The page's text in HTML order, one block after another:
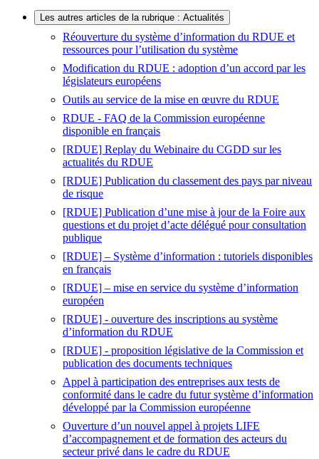
Les autres articles de la rubrique : Actualités
Réouverture du système d’information du RDUE et
ressources pour l’utilisation du système
Modification du RDUE : adoption d’un accord par les
législateurs européens
Outils au service de la mise en œuvre du RDUE
RDUE - FAQ de la Commission européenne
disponible en français
[RDUE] Replay du Webinaire du CGDD sur les
actualités du RDUE
[RDUE] Publication du classement des pays par niveau
de risque
[RDUE] Publication d’une mise à jour de la Foire aux
questions et du projet d’acte délégué pour consultation
publique
[RDUE] – Système d’information : tutoriels disponibles
en français
[RDUE] – mise en service du système d’information
européen
[RDUE] - ouverture des inscriptions au système
d’information du RDUE
[RDUE] - proposition législative de la Commission et
publication des documents techniques
Appel à participation des entreprises aux tests de
conformité dans le cadre du futur système d’information
développé par la Commission européenne
Ouverture d’un nouvel appel à projets LIFE
d’accompagnement et de formation des acteurs du
secteur privé dans le cadre du RDUE